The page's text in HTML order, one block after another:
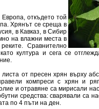
откъдето той
Хрянът се среща в
в Кавказ, в Сибир
на влажни места в
Сравнително
култура и сега се
от пресен хрян върху
компреси с хрян и
и отравяне са мирисали
средства: сварявали са
по 4 пъти на ден.